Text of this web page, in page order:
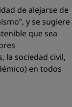
de alejarse de
y se sugiere
que sea
la sociedad civil,
en todos